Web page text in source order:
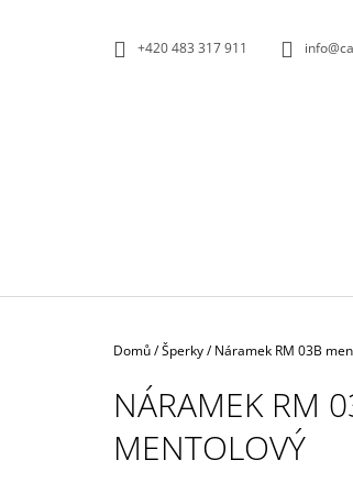
+420 483 317 911
Domů/Šperky/ Náramek RM 03B
NÁRAMEK RM
MENTOLOVÝ